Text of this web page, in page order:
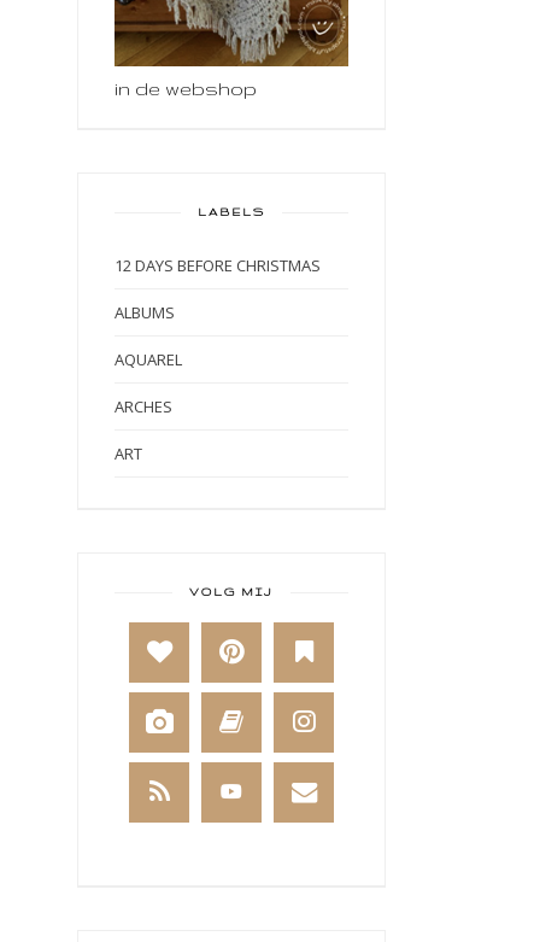
in de webshop
LABELS
12 DAYS BEFORE CHRISTMAS
ALBUMS
AQUAREL
ARCHES
ART
BAKKEN
BEESTENBOEL
BOEKEN
BREIEN
BRUSHO
VOLG MIJ